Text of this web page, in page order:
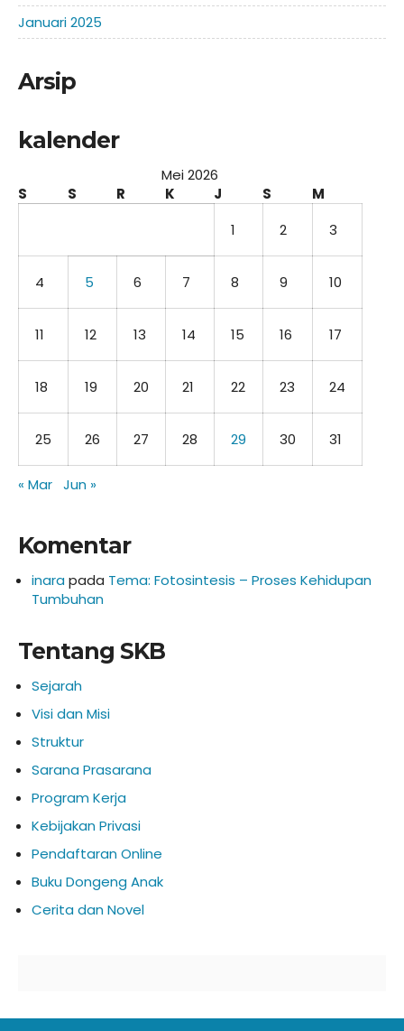
Januari 2025
Arsip
kalender
Mei 2026
S
S R K J S
M
1
2 3
4 5 6 7 8 9 10
11 12 13 14 15 16 17
18 19 20 21 22 23 24
25 26 27 28 29 30 31
« Mar Jun »
Komentar
inara pada Tema: Fotosintesis – Proses Kehidupan
Tumbuhan
Tentang SKB
Sejarah
Visi dan Misi
Struktur
Sarana Prasarana
Program Kerja
Kebijakan Privasi
Pendaftaran Online
Buku Dongeng Anak
Cerita dan Novel